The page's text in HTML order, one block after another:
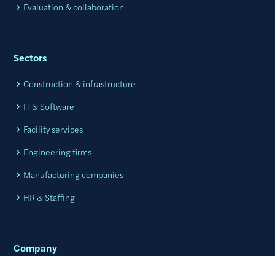
Evaluation & collaboration
Sectors
Construction & infrastructure
IT & Software
Facility services
Engineering firms
Manufacturing companies
HR & Staffing
Company